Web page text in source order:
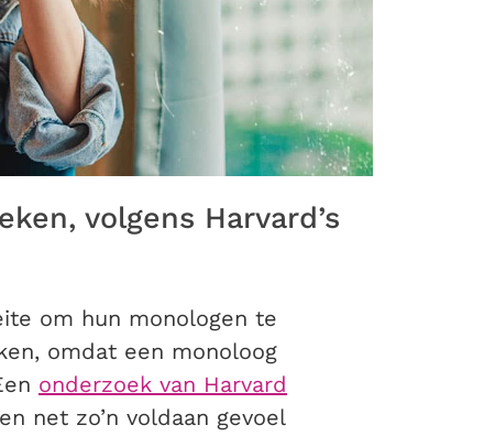
volgens Harvard’s
om hun monologen te
omdat een monoloog
onderzoek van Harvard
net zo’n voldaan gevoel